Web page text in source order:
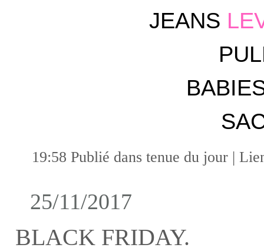
JEANS
19:58 Publié dans tenue du jour |
25/11/2017
BLACK FRIDAY.